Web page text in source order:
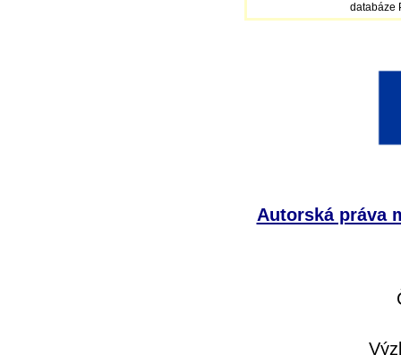
databáze
Autorská práva